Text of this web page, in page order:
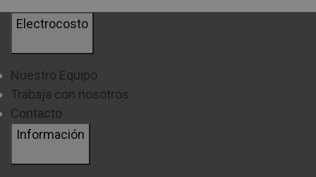
Electrocosto
Nuestro Equipo
Trabaja con nosotros
Contacto
Información